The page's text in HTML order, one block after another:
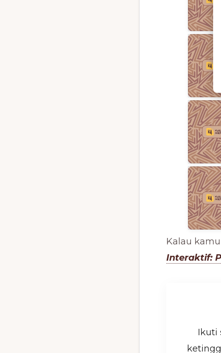
Kalau
Interaktif:
Ikuti